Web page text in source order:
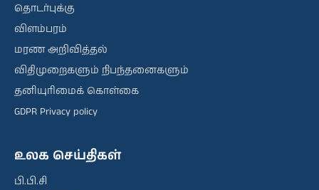
தொடர்புக்கு
விளம்பரம்
மரண அறிவித்தல்
விதிமுறைகளும் நிபந்தனைகளும்
தனியுரிமைக் கொள்கை
GDPR Privacy policy
உலக செய்திகள்
பி.பி.சி